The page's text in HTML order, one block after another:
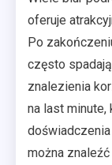
oferuje
Po
często
znalezienia
na last
można